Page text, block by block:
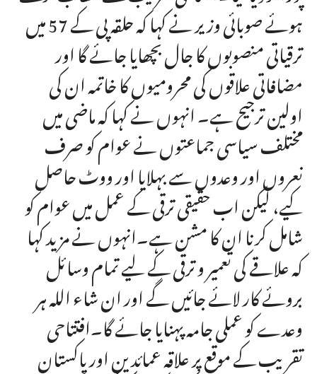
ہوئے صوبائی وزیر نے کہا کہ حلقہ پی کے 57 میں
ترقیاتی منصوبوں کا جال بچھایا جائے گا اور
مضافاتی علاقوں کی محرومیوں کا خاتمہ ان کی
اولین ترجیح ہے۔ انہوں نے کہا کہ ماضی میں
مختلف سیاسی جماعتوں نے عوام کو صرف
نعروں اور وعدوں سے بہلایا اور ووٹ حاصل
کیے، لیکن اب حقیقی ترقی کے عمل میں عوام کو
شامل کرنا ان کا مشن ہے۔انہوں نے مزید کہا
کہ علاقے کی تعمیر و ترقی کے لیے تمام وسائل
بروئے کار لائے جائیں گے اور ان شاء اللہ ہر
وعدے کو عملی جامہ پہنایا جائے گا۔افتتاحی
تقریب کے موقع پر علاقہ عمائدین اور پاکستان